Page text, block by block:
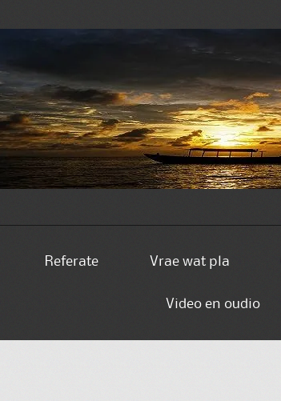
Referate Vrae wat pla
Video en oudio